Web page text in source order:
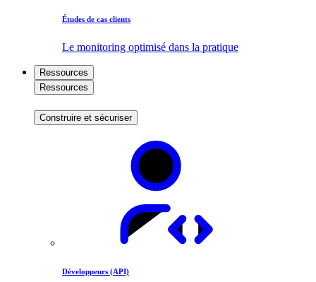
Études de cas clients
Le monitoring optimisé dans la pratique
Ressources
Ressources
Construire et sécuriser
Développeurs (API)